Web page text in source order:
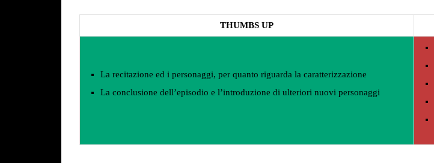
THUMBS UP
La recitazione ed i personaggi, per quanto riguarda la caratterizzazione
La conclusione dell’episodio e l’introduzione di ulteriori nuovi personaggi